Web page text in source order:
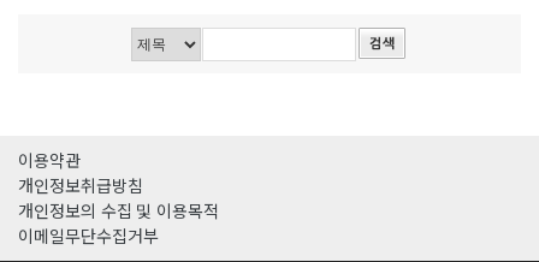
이용약관
개인정보취급방침
개인정보의 수집 및 이용목적
이메일무단수집거부